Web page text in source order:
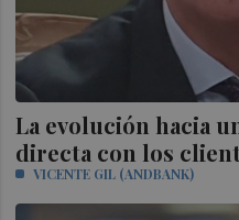
La evolución hacia
directa con los
VICENTE GIL (ANDBANK)